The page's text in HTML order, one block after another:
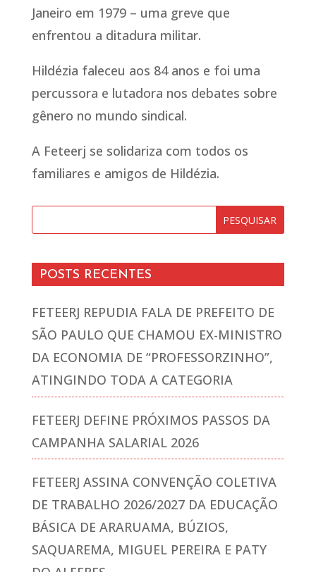
Janeiro em 1979 – uma greve que
enfrentou a ditadura militar.
Hildézia faleceu aos 84 anos e foi uma
percussora e lutadora nos debates sobre
gênero no mundo sindical.
A Feteerj se solidariza com todos os
familiares e amigos de Hildézia.
POSTS RECENTES
FETEERJ REPUDIA FALA DE PREFEITO DE
SÃO PAULO QUE CHAMOU EX-MINISTRO
DA ECONOMIA DE “PROFESSORZINHO”,
ATINGINDO TODA A CATEGORIA
FETEERJ DEFINE PRÓXIMOS PASSOS DA
CAMPANHA SALARIAL 2026
FETEERJ ASSINA CONVENÇÃO COLETIVA
DE TRABALHO 2026/2027 DA EDUCAÇÃO
BÁSICA DE ARARUAMA, BÚZIOS,
SAQUAREMA, MIGUEL PEREIRA E PATY